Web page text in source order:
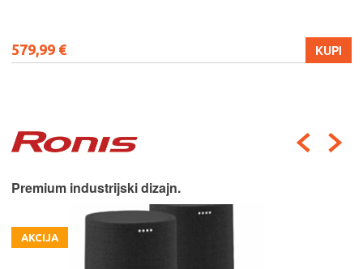
579,99 € KUPI
Premium industrijski dizajn.
AKCIJA